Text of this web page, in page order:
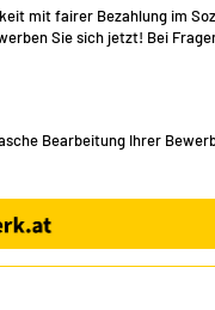
mit fairer Bezahlung im
Sie sich jetzt! Bei
Bearbeitung Ihrer